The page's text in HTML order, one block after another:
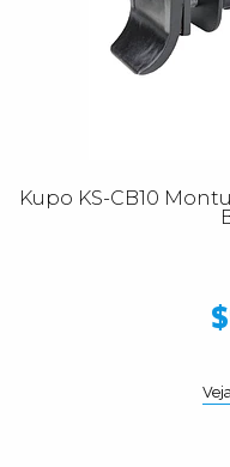
Kupo KS-CB10